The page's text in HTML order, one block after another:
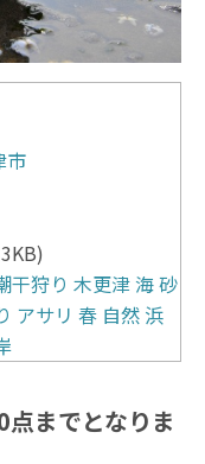
市
干狩り 木更津海砂
アサリ 春 自然 浜
までとなりま